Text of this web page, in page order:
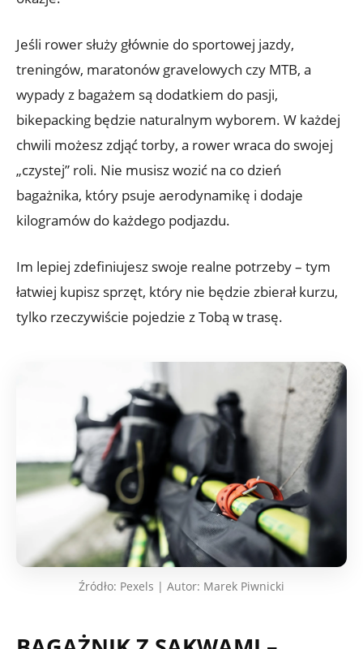
Jeśli rower służy głównie do sportowej jazdy,
treningów, maratonów gravelowych czy MTB, a
wypady z bagażem są dodatkiem do pasji,
bikepacking będzie naturalnym wyborem. W każdej
chwili możesz zdjąć torby, a rower wraca do swojej
„czystej” roli. Nie musisz wozić na co dzień
bagażnika, który psuje aerodynamikę i dodaje
kilogramów do każdego podjazdu.
Im lepiej zdefiniujesz swoje realne potrzeby – tym
łatwiej kupisz sprzęt, który nie będzie zbierał kurzu,
tylko rzeczywiście pojedzie z Tobą w trasę.
Źródło: Pexels | Autor: Marek Piwnicki